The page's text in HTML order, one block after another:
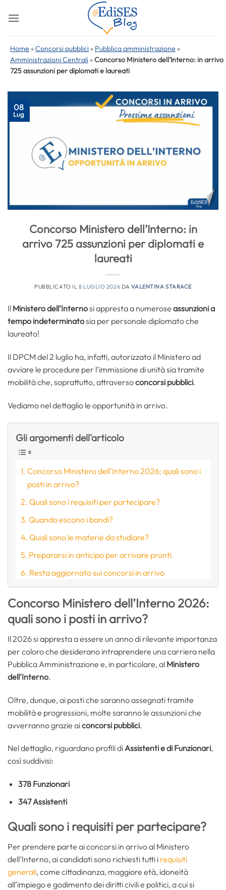
Home »Concorsi pubblici » Pubblica amministrazione »
Amministrazioni Centrali »Concorso Ministero dell’Interno: in arrivo
725 assunzioni per diplomati e laureati
08
Lug
Concorso Ministero dell’Interno: in
arrivo 725 assunzioni per diplomati e
laureati
PUBBLICATO IL 8 LUGLIO 2026 DAVALENTINA STARACE
Il Ministero dell’Internosi appresta a numerose assunzioni a
tempo indeterminatosia per personale diplomato che
laureato!
Il DPCM del 2 luglio ha, infatti, autorizzato il Ministero ad
avviare le procedure per l’immissione di unità sia tramite
mobilità che, soprattutto, attraversoconcorsi pubblici.
Vediamo nel dettaglio le opportunità in arrivo.
Gli argomenti dell'articolo
Concorso Ministero dell’Interno 2026: quali sono i
posti in arrivo?
Quali sono i requisiti per partecipare?
Quando escono i bandi?
Quali sono le materie da studiare?
Prepararsi in anticipo per arrivare pronti
Resta aggiornato sui concorsi in arrivo
Concorso Ministero dell’Interno 2026:
quali sono i posti in arrivo?
Il 2026 si appresta a essere un anno di rilevante importanza
per coloro che desiderano intraprendere una carriera nella
Pubblica Amministrazione e, in particolare, al Ministero
dell’Interno.
Oltre, dunque, ai posti che saranno assegnati tramite
mobilità e progressioni, molte saranno le assunzioni che
avverranno grazie aiconcorsi pubblici.
Nel dettaglio, riguardano profili diAssistenti e di Funzionari,
così suddivisi:
378 Funzionari
347 Assistenti
Quali sono i requisiti per partecipare?
Per prendere parte ai concorsi in arrivo al Ministero
dell’Interno, ai candidati sono richiesti tutti i requisiti
generali, come cittadinanza, maggiore età, idoneità
all’impiego e godimento dei diritti civili e politici, a cui si